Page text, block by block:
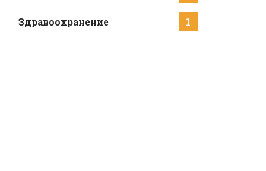
Здравоохранение 1